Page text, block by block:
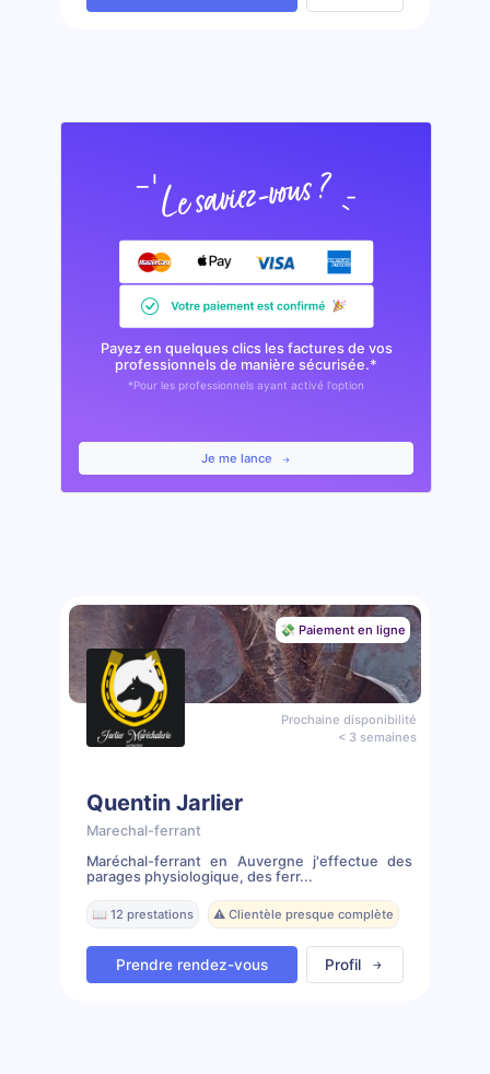
Payez en quelques clics les factures de vos
professionnels de manière sécurisée.*
*Pour les professionnels ayant activé l'option
Je me lance
💸 Paiement en ligne
Prochaine disponibilité
< 3 semaines
Quentin Jarlier
Marechal-ferrant
Maréchal-ferrant en Auvergne j'effectue des
parages physiologique, des ferr...
📖 12 prestations ⚠️ Clientèle presque complète
Prendre rendez-vous Profil